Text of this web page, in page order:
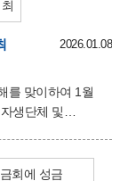
현했다.
환영하고 우리
. 김희정
, 앞으로 경로당이
이 될 수 있도록 최
2026.01.08
를 맞이하여 1월
생단체 및
80여 명이